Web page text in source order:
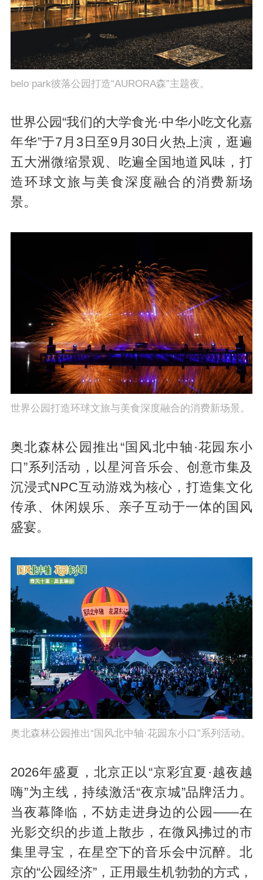
belo park彼落公园打造“AURORA森”主题夜。
世界公园“我们的大学食光·中华小吃文化嘉
年华”于7月3日至9月30日火热上演，逛遍
五大洲微缩景观、吃遍全国地道风味，打
造环球文旅与美食深度融合的消费新场
景。
世界公园打造环球文旅与美食深度融合的消费新场景。
奥北森林公园推出“国风北中轴·花园东小
口”系列活动，以星河音乐会、创意市集及
沉浸式NPC互动游戏为核心，打造集文化
传承、休闲娱乐、亲子互动于一体的国风
盛宴。
奥北森林公园推出“国风北中轴·花园东小口”系列活动。
2026年盛夏，北京正以“京彩宜夏·越夜越
嗨”为主线，持续激活“夜京城”品牌活力。
当夜幕降临，不妨走进身边的公园——在
光影交织的步道上散步，在微风拂过的市
集里寻宝，在星空下的音乐会中沉醉。北
京的“公园经济”，正用最生机勃勃的方式，